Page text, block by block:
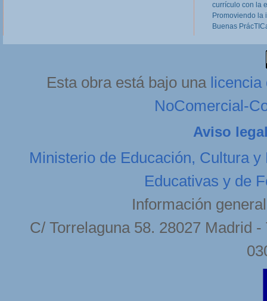
currículo con la
Promoviendo la
Buenas
Esta obra está bajo una licencia
NoComercial-
Aviso
Ministerio de Educación, Cultura y
Educativas y de
Información
C/ Torrelaguna 58. 28027 Madrid